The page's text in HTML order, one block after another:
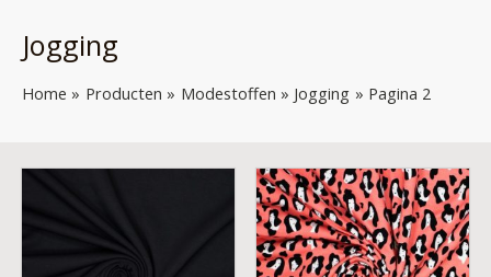
Jogging
Home Producten Modestoffen Jogging Pagina 2